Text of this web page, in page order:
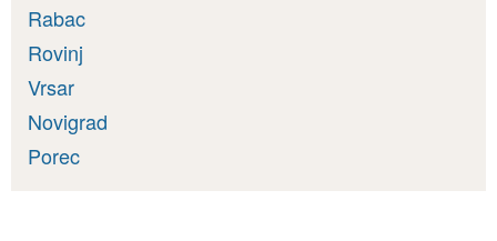
Rabac
Rovinj
Vrsar
Novigrad
Porec